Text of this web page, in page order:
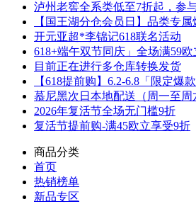
泸州老窖全系类低至7折起，参
【国王湖分仓会员日】品类专
开元亚超*李锦记618联名活动
618+端午双节同庆」全场满59
目前正在进行多仓库转换发货
【618提前购】6.2-6.8「限定爆
慕尼黑次日本地配送（周一至周
2026年复活节全场无门槛9折
复活节提前购-满45欧立享受9折
商品分类
首页
热销榜单
新品专区